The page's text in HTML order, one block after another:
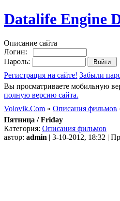
Datalife Engine
Описание сайта
Логин:
Пароль:
Регистрация на сайте! Забыли
Вы просматриваете мобильную
полную версию сайта.
Volovik.Com » Описания фильмов
Пятница / Friday
Категория: Описания фильмов
автор: admin | 3-10-2012, 18:32 |